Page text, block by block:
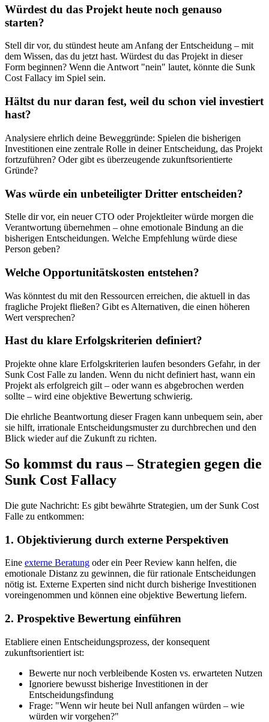
Würdest du das Projekt heute noch genauso
starten?
Stell dir vor, du stündest heute am Anfang der Entscheidung – mit
dem Wissen, das du jetzt hast. Würdest du das Projekt in dieser
Form beginnen? Wenn die Antwort "nein" lautet, könnte die Sunk
Cost Fallacy im Spiel sein.
Hältst du nur daran fest, weil du schon viel investiert
hast?
Analysiere ehrlich deine Beweggründe: Spielen die bisherigen
Investitionen eine zentrale Rolle in deiner Entscheidung, das Projekt
fortzuführen? Oder gibt es überzeugende zukunftsorientierte
Gründe?
Was würde ein unbeteiligter Dritter entscheiden?
Stelle dir vor, ein neuer CTO oder Projektleiter würde morgen die
Verantwortung übernehmen – ohne emotionale Bindung an die
bisherigen Entscheidungen. Welche Empfehlung würde diese
Person geben?
Welche Opportunitätskosten entstehen?
Was könntest du mit den Ressourcen erreichen, die aktuell in das
fragliche Projekt fließen? Gibt es Alternativen, die einen höheren
Wert versprechen?
Hast du klare Erfolgskriterien definiert?
Projekte ohne klare Erfolgskriterien laufen besonders Gefahr, in der
Sunk Cost Falle zu landen. Wenn du nicht definiert hast, wann ein
Projekt als erfolgreich gilt – oder wann es abgebrochen werden
sollte – wird eine objektive Bewertung schwierig.
Die ehrliche Beantwortung dieser Fragen kann unbequem sein, aber
sie hilft, irrationale Entscheidungsmuster zu durchbrechen und den
Blick wieder auf die Zukunft zu richten.
So kommst du raus – Strategien gegen die
Sunk Cost Fallacy
Die gute Nachricht: Es gibt bewährte Strategien, um der Sunk Cost
Falle zu entkommen:
1. Objektivierung durch externe Perspektiven
Eine externe Beratung oder ein Peer Review kann helfen, die
emotionale Distanz zu gewinnen, die für rationale Entscheidungen
nötig ist. Externe Experten sind nicht durch bisherige Investitionen
voreingenommen und können eine objektive Bewertung liefern.
2. Prospektive Bewertung einführen
Etabliere einen Entscheidungsprozess, der konsequent
zukunftsorientiert ist:
Bewerte nur noch verbleibende Kosten vs. erwarteten Nutzen
Ignoriere bewusst bisherige Investitionen in der
Entscheidungsfindung
Frage: "Wenn wir heute bei Null anfangen würden – wie
würden wir vorgehen?"